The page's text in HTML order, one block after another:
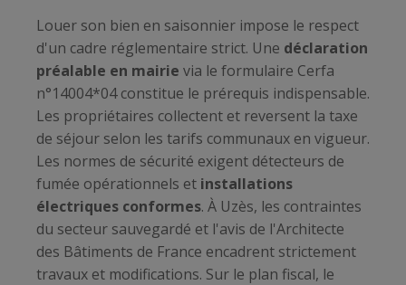
Louer son bien en saisonnier impose le respect
d'un cadre réglementaire strict. Une déclaration
préalable en mairie via le formulaire Cerfa
n°14004*04 constitue le prérequis indispensable.
Les propriétaires collectent et reversent la taxe
de séjour selon les tarifs communaux en vigueur.
Les normes de sécurité exigent détecteurs de
fumée opérationnels et installations
électriques conformes. À Uzès, les contraintes
du secteur sauvegardé et l'avis de l'Architecte
des Bâtiments de France encadrent strictement
travaux et modifications. Sur le plan fiscal, le